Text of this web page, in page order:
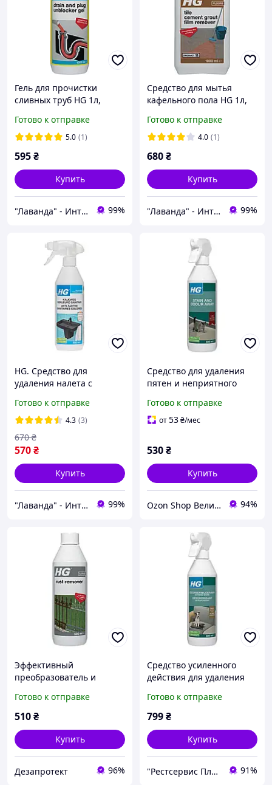
Гель для прочистки
сливных труб HG 1л,
прочистки канализации
Готово к отправке
5.0 (1)
595₴
Купить
"Лаванда" - Интернет-магазин 99%
Средство для мытья
кафельного пола HG 1л,
мытья полов из плитки от
цементного налета 1 л.
Готово к отправке
4.0 (1)
680₴
Купить
"Лаванда" - Интернет-магазин 99%
HG. Средство для
удаления налета с
мл)
Готово к отправке
4.3 (3)
570₴
670 ₴
Купить
"Лаванда" - Интернет-магазин 99%
Средство для удаления
пятен и неприятного
Готово к отправке
от53₴/мес
530₴
Купить
Ozon Shop Великий вибір товару для клінінгу, детейлінгу та автомийки. 94%
Эффективный
преобразователь и
500 мл
Готово к отправке
510₴
Купить
Дезапротект 96%
Средство усиленного
действия для удаления
поверхностей HG 500 мл
Готово к отправке
799₴
Купить
"Рестсервис Плюс" – специи, орехи, сухофрукты, масла, чай и многое другое 91%